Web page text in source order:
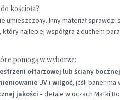
kościoła?
umieszczony. Inny materiał
najlepiej współgra z duchem
pomogą w wyborze:
ołtarzowej lub ściany bocznej
UV i wilgoć, jeśli baner ma
jakości – detale w oczach Matki